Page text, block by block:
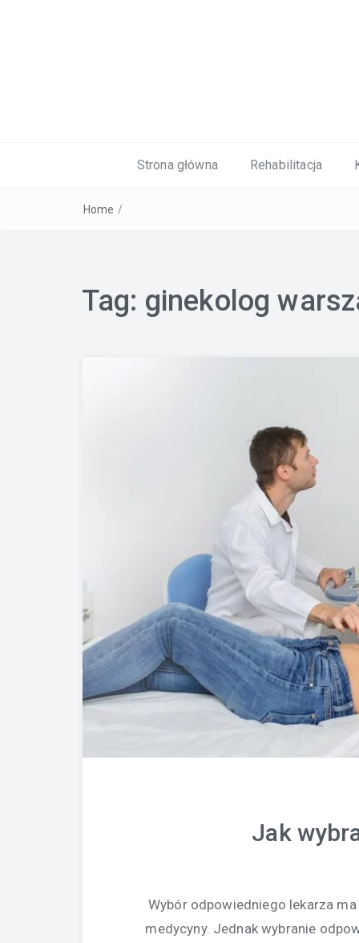
Strona główna Rehabilitacja
Home /
Tag: ginekolog
Jak
Wybór odpowiedniego lekarza
medycyny. Jednak wybranie